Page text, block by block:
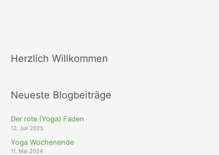
Herzlich Willkommen
Neueste Blogbeiträge
Der rote (Yoga) Faden
12. Juli 2025
Yoga Wochenende
11. Mai 2024